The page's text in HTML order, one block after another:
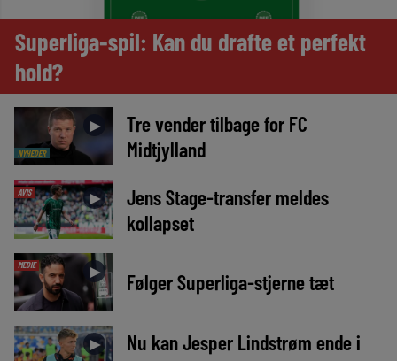
Superliga-spil: Kan du drafte et perfekt
hold?
NYHEDER
►
Tre vender tilbage for FC
Midtjylland
AVIS ►
Jens Stage-transfer meldes
kollapset
MEDIE ► Følger Superliga-stjerne tæt
►
Nu kan Jesper Lindstrøm ende i